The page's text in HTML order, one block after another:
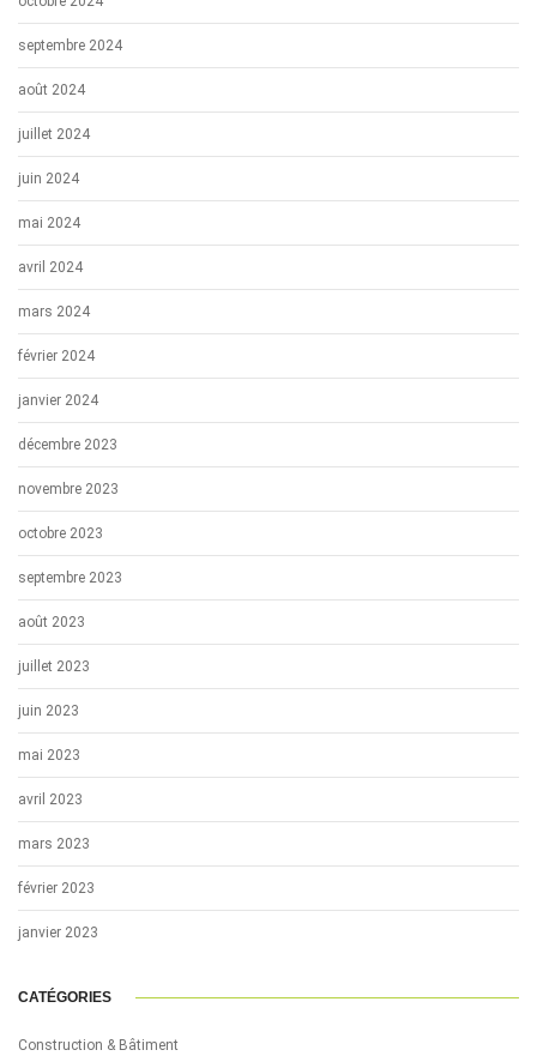
septembre 2024
août 2024
juillet 2024
juin 2024
mai 2024
avril 2024
mars 2024
février 2024
janvier 2024
décembre 2023
novembre 2023
octobre 2023
septembre 2023
août 2023
juillet 2023
juin 2023
mai 2023
avril 2023
mars 2023
février 2023
janvier 2023
CATÉGORIES
Construction & Bâtiment